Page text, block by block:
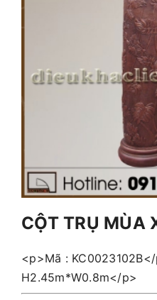
CỘT TRỤ MÙA
<p>Mã :
H2.45m*W0.8m</p>